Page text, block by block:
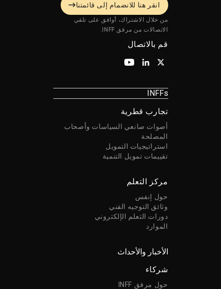
انقر هنا للانضمام إلى قائمتنا
من خلال الاشتراك، أوافق على تلقي
الاتصالات من مرفق INFF.
قم بالاتصال
INFFs
تجارب قطرية
أصوات صانعي السياسات وأصحاب
المصلحة
استراتيجيات التمويل
تقييمات تمويل التنمية
مركز التعلم
حول إنفس
وثائق التوجيه الفني
دورات التعلم الإلكتروني
الموارد
الأخبار والأحداث
شركاء
حول مرفق INFF